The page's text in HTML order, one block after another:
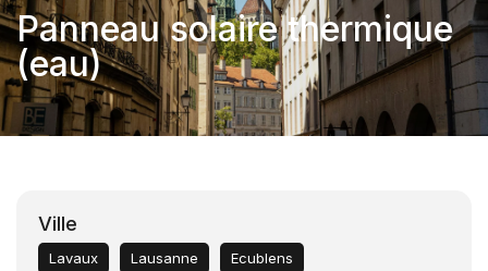
Panneau solaire thermique
(eau)
Ville
Lavaux Lausanne Ecublens